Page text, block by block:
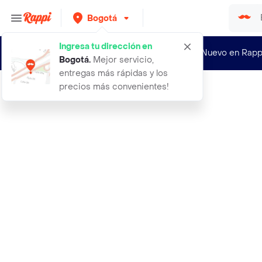
Bogotá
Ingresa tu dirección en
Bogotá. Mejor servicio,
entregas más rápidas y los
precios más convenientes!
¿Nuevo en
100 anillos rosados multiuso copa p